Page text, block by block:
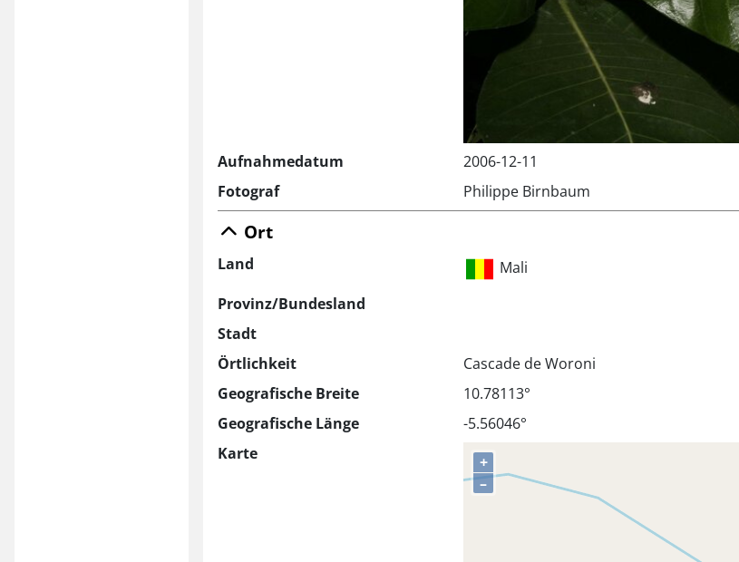
Aufnahmedatum
2006-12-11
Fotograf
Philippe Birnbaum
Ort
Land
Mali
Provinz/Bundesland
Stadt
Örtlichkeit
Cascade de Woroni
Geografische Breite
10.78113°
Geografische Länge
-5.56046°
Karte
+
–